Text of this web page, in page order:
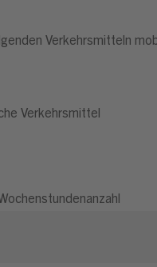
Verkehrsmitteln
Verkehrsmittel